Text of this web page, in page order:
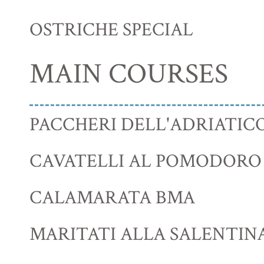
OSTRICHE SPECIAL
MAIN COURSES
PACCHERI
CAVATELLI AL POMODORO
CALAMARATA BMA
MARITATI ALLA